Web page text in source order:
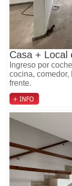
Casa + Local
Ingreso por
cocina, comedor,
frente.